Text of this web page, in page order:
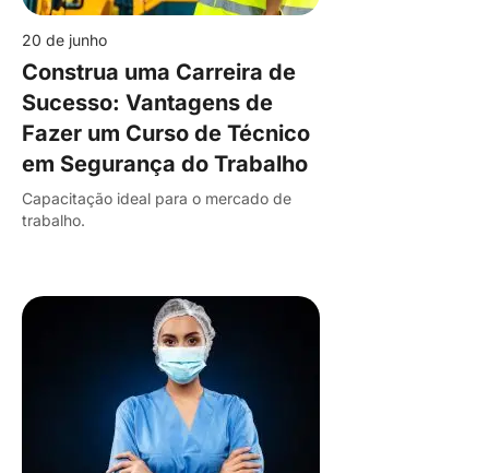
20 de junho
Construa uma Carreira de
Sucesso: Vantagens de
Fazer um Curso de Técnico
em Segurança do Trabalho
Capacitação ideal para o mercado de
trabalho.